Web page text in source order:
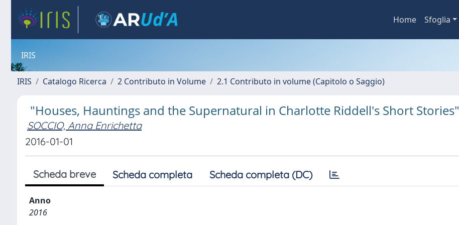
Home Sfoglia
IRIS
IRIS Catalogo Ricerca 2 Contributo in Volume 2.1 Contributo in volume (Capitolo o Saggio)
"Houses, Hauntings and the Supernatural in Charlotte Riddell's Short Stories"
SOCCIO, Anna Enrichetta
2016-01-01
Scheda breve Scheda completa Scheda completa (DC)
Anno
2016